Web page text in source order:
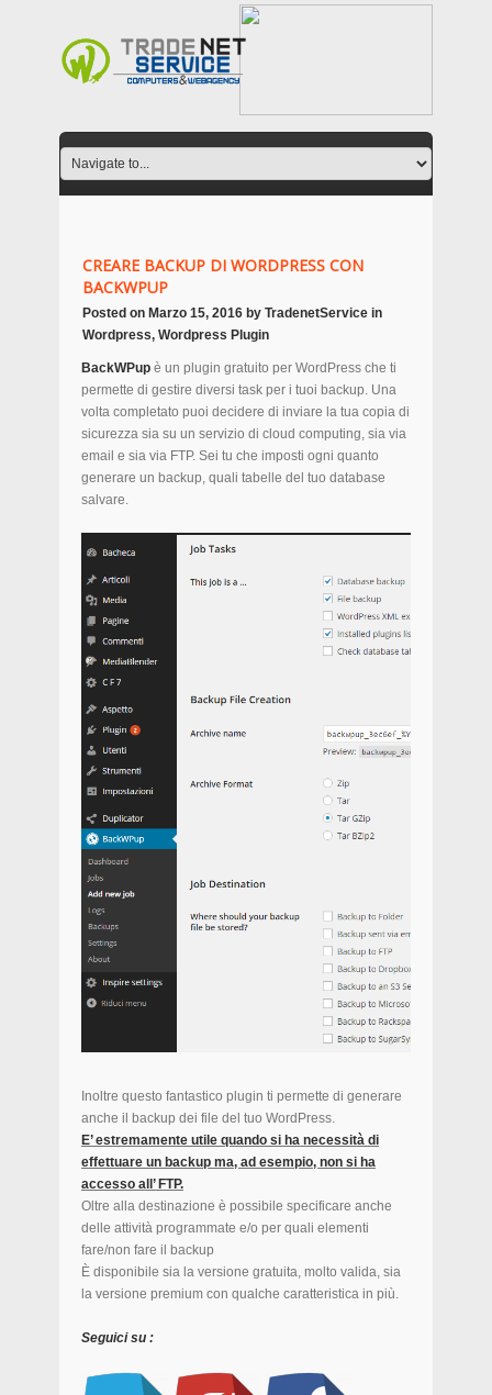
CREARE BACKUP DI WORDPRESS CON
BACKWPUP
Posted on Marzo 15, 2016 by TradenetService in
Wordpress, Wordpress Plugin
BackWPup è un plugin gratuito per WordPress che ti
permette di gestire diversi task per i tuoi backup. Una
volta completato puoi decidere di inviare la tua copia di
sicurezza sia su un servizio di cloud computing, sia via
email e sia via FTP. Sei tu che imposti ogni quanto
generare un backup, quali tabelle del tuo database
salvare.
Inoltre questo fantastico plugin ti permette di generare
anche il backup dei file del tuo WordPress.
E’ estremamente utile quando si ha necessità di
effettuare un backup ma, ad esempio, non si ha
accesso all’ FTP.
Oltre alla destinazione è possibile specificare anche
delle attività programmate e/o per quali elementi
fare/non fare il backup
È disponibile sia la versione gratuita, molto valida, sia
la versione premium con qualche caratteristica in più.
Seguici su :